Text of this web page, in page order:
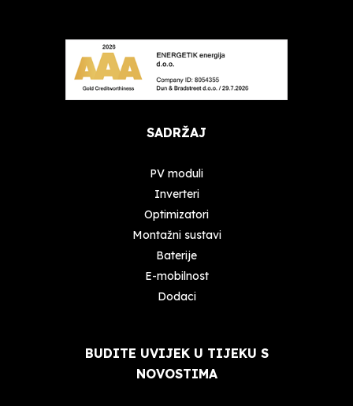
SADRŽAJ
PV moduli
Inverteri
Optimizatori
Montažni sustavi
Baterije
E-mobilnost
Dodaci
BUDITE UVIJEK U TIJEKU S
NOVOSTIMA